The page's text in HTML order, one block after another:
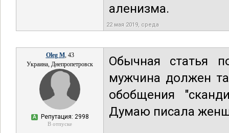
аленизма.
22 мая 2019, среда
Oleg M, 43
Украина, Днепропетровск
А Репутация: 2998
В отпуске
Обычная статья
мужчина должен
обобщения
Думаю писала